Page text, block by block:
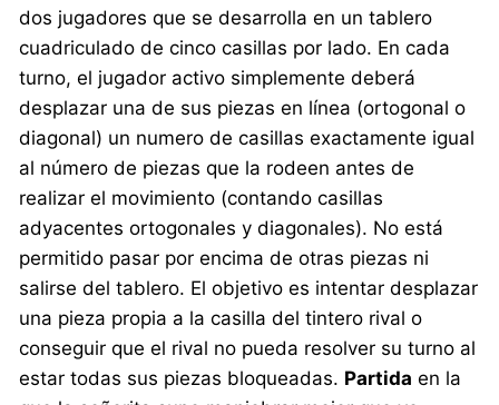
dos jugadores que se desarrolla en un tablero
cuadriculado de cinco casillas por lado. En cada
turno, el jugador activo simplemente deberá
desplazar una de sus piezas en línea (ortogonal o
diagonal) un numero de casillas exactamente igual
al número de piezas que la rodeen antes de
realizar el movimiento (contando casillas
adyacentes ortogonales y diagonales). No está
permitido pasar por encima de otras piezas ni
salirse del tablero. El objetivo es intentar desplazar
una pieza propia a la casilla del tintero rival o
conseguir que el rival no pueda resolver su turno al
estar todas sus piezas bloqueadas. Partida en la